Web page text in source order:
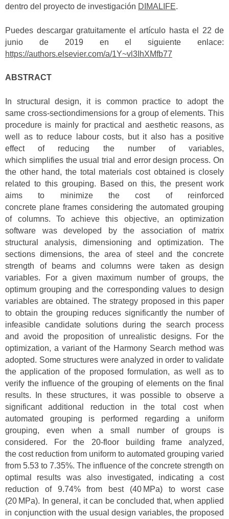
dentro del proyecto de investigación DIMALIFE.
Puedes descargar gratuitamente el artículo hasta el 22 de
junio de 2019 en el siguiente enlace:
https://authors.elsevier.com/a/1Y~vl3IhXMfb77
ABSTRACT
In structural design, it is common practice to adopt the
same cross-sectiondimensions for a group of elements. This
procedure is mainly for practical and aesthetic reasons, as
well as to reduce labour costs, but it also has a positive
effect of reducing the number of variables,
which simplifies the usual trial and error design process. On
the other hand, the total materials cost obtained is closely
related to this grouping. Based on this, the present work
aims to minimize the cost of reinforced
concrete plane frames considering the automated grouping
of columns. To achieve this objective, an optimization
software was developed by the association of matrix
structural analysis, dimensioning and optimization. The
sections dimensions, the area of steel and the concrete
strength of beams and columns were taken as design
variables. For a given maximum number of groups, the
optimum grouping and the corresponding values to design
variables are obtained. The strategy proposed in this paper
to obtain the grouping reduces significantly the number of
infeasible candidate solutions during the search process
and avoid the proposition of unrealistic designs. For the
optimization, a variant of the Harmony Search method was
adopted. Some structures were analyzed in order to validate
the application of the proposed formulation, as well as to
verify the influence of the grouping of elements on the final
results. In these structures, it was possible to observe a
significant additional reduction in the total cost when
automated grouping is performed regarding a uniform
grouping, even when a small number of groups is
considered. For the 20-floor building frame analyzed,
the cost reduction from uniform to automated grouping varied
from 5.53 to 7.35%. The influence of the concrete strength on
optimal results was also investigated, indicating a cost
reduction of 9.74% from best (40 MPa) to worst case
(20 MPa). In general, it can be concluded that, when applied
in conjunction with the usual design variables, the proposed